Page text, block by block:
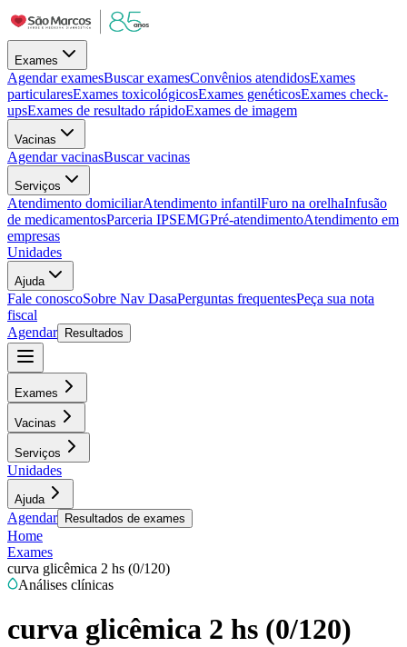
Exames
Agendar examesBuscar examesConvênios atendidosExames
particularesExames toxicológicosExames genéticosExames check-
upsExames de resultado rápidoExames de imagem
Vacinas
Agendar vacinasBuscar vacinas
Serviços
Atendimento domiciliarAtendimento infantilFuro na orelhaInfusão
de medicamentosParceria IPSEMGPré-atendimentoAtendimento em
empresas
Unidades
Ajuda
Fale conoscoSobre Nav DasaPerguntas frequentesPeça sua nota
fiscal
Agendar
Resultados
Exames
Vacinas
Serviços
Unidades
Ajuda
Agendar Resultados de exames
Home
Exames
curva glicêmica 2 hs (0/120)
Análises clínicas
curva glicêmica 2 hs (0/120)